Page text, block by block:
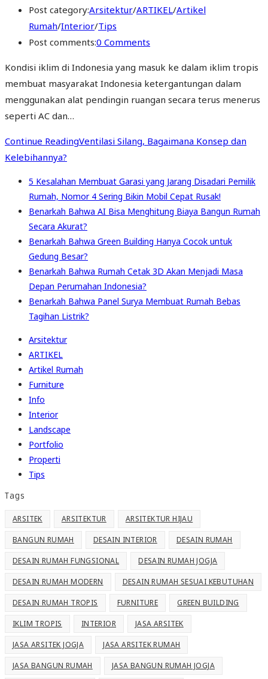
Post category:Arsitektur/ARTIKEL/Artikel
Rumah/Interior/Tips
Post comments:0 Comments
Kondisi iklim di Indonesia yang masuk ke dalam iklim tropis
membuat masyarakat Indonesia ketergantungan dalam
menggunakan alat pendingin ruangan secara terus menerus
seperti AC dan…
Continue ReadingVentilasi Silang, Bagaimana Konsep dan
Kelebihannya?
5 Kesalahan Membuat Garasi yang Jarang Disadari Pemilik
Rumah, Nomor 4 Sering Bikin Mobil Cepat Rusak!
Benarkah Bahwa AI Bisa Menghitung Biaya Bangun Rumah
Secara Akurat?
Benarkah Bahwa Green Building Hanya Cocok untuk
Gedung Besar?
Benarkah Bahwa Rumah Cetak 3D Akan Menjadi Masa
Depan Perumahan Indonesia?
Benarkah Bahwa Panel Surya Membuat Rumah Bebas
Tagihan Listrik?
Arsitektur
ARTIKEL
Artikel Rumah
Furniture
Info
Interior
Landscape
Portfolio
Properti
Tips
Tags
ARSITEK ARSITEKTUR ARSITEKTUR HIJAU
BANGUN RUMAH DESAIN INTERIOR DESAIN RUMAH
DESAIN RUMAH FUNGSIONAL DESAIN RUMAH JOGJA
DESAIN RUMAH MODERN DESAIN RUMAH SESUAI KEBUTUHAN
DESAIN RUMAH TROPIS FURNITURE GREEN BUILDING
IKLIM TROPIS INTERIOR JASA ARSITEK
JASA ARSITEK JOGJA JASA ARSITEK RUMAH
JASA BANGUN RUMAH JASA BANGUN RUMAH JOGJA